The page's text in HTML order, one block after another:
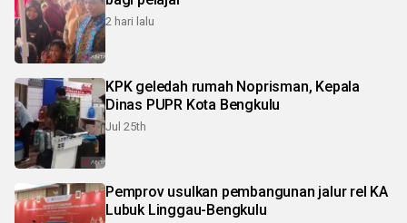
2 hari lalu
KPK geledah rumah Noprisman, Kepala
Dinas PUPR Kota Bengkulu
Jul 25th
Pemprov usulkan pembangunan jalur rel KA
Lubuk Linggau-Bengkulu